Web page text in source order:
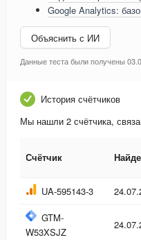
Google Analytics:
Объяснить с ИИ
Данные теста были получены
История счётчиков
Мы нашли 2 счётчика,
Счётчик
Счётчик
UA-595143-3
GTM-
W53XSJZ